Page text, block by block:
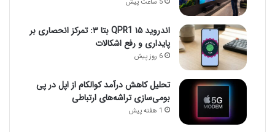
5 ساعت پیش
اندروید ۱۵ QPR1 بتا ۳: تمرکز انحصاری بر
پایداری و رفع اشکالات
6 روز پیش
تحلیل کاهش درآمد کوالکام از اپل در پی
بومی‌سازی تراشه‌های ارتباطی
1 هفته پیش